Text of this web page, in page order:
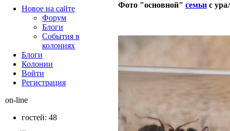
Фото "основной" семьи с
Новое на сайте
Форум
Блоги
События в
колониях
Блоги
Колонии
Войти
Peгиcтpaция
on-line
гостей: 48